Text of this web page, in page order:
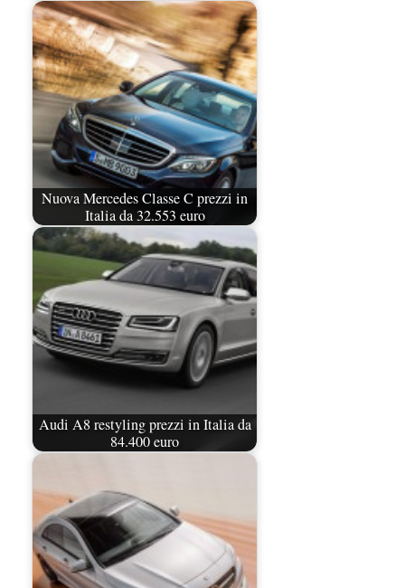
Nuova Mercedes Classe C prezzi in
Italia da 32.553 euro
Audi A8 restyling prezzi in Italia da
84.400 euro